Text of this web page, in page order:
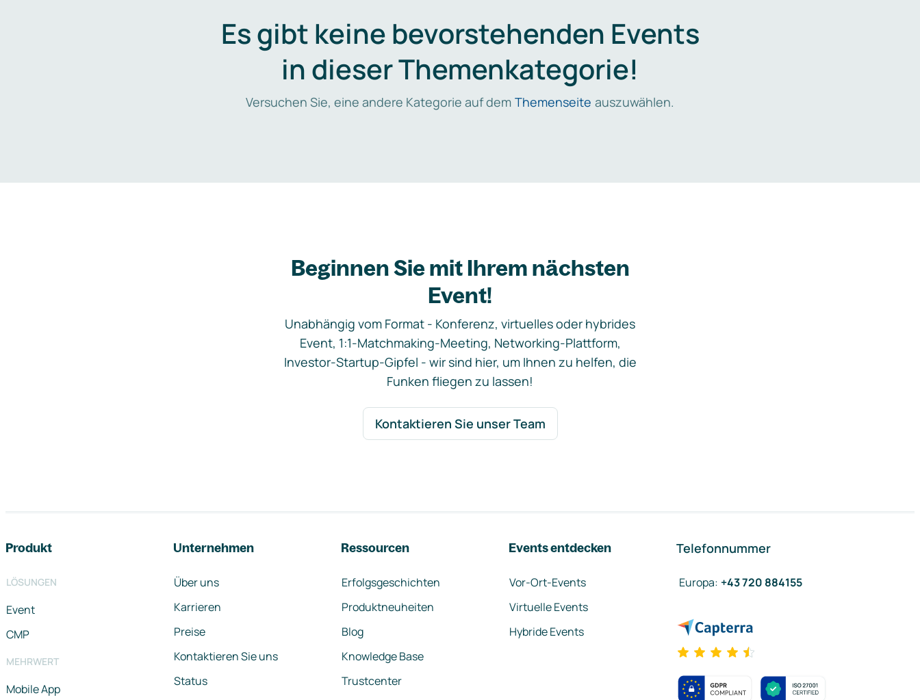
Es gibt keine bevorstehenden Events
in dieser Themenkategorie!
Versuchen Sie, eine andere Kategorie auf dem Themenseite auszuwählen.
Beginnen Sie mit Ihrem nächsten
Event!
Unabhängig vom Format - Konferenz, virtuelles oder hybrides
Event, 1:1-Matchmaking-Meeting, Networking-Plattform,
Investor-Startup-Gipfel - wir sind hier, um Ihnen zu helfen, die
Funken fliegen zu lassen!
Kontaktieren Sie unser Team
Produkt
LÖSUNGEN
Event
CMP
MEHRWERT
Mobile App
Unternehmen
Über uns
Karrieren
Preise
Kontaktieren Sie uns
Status
Ressourcen
Erfolgsgeschichten
Produktneuheiten
Blog
Knowledge Base
Trustcenter
Events entdecken
Vor-Ort-Events
Virtuelle Events
Hybride Events
Telefonnummer
Europa: +43 720 884155